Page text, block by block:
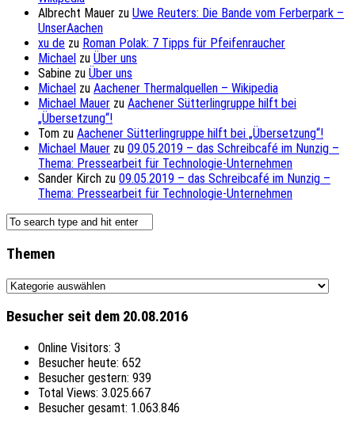
Albrecht Mauer zu Uwe Reuters: Die Bande vom Ferberpark –
UnserAachen
xu de zu Roman Polak: 7 Tipps für Pfeifenraucher
Michael zu Über uns
Sabine zu Über uns
Michael zu Aachener Thermalquellen – Wikipedia
Michael Mauer zu Aachener Sütterlingruppe hilft bei
„Übersetzung“!
Tom zu Aachener Sütterlingruppe hilft bei „Übersetzung“!
Michael Mauer zu 09.05.2019 – das Schreibcafé im Nunzig –
Thema: Pressearbeit für Technologie-Unternehmen
Sander Kirch zu 09.05.2019 – das Schreibcafé im Nunzig –
Thema: Pressearbeit für Technologie-Unternehmen
Themen
Themen
Besucher seit dem 20.08.2016
Online Visitors: 3
Besucher heute: 652
Besucher gestern: 939
Total Views: 3.025.667
Besucher gesamt: 1.063.846